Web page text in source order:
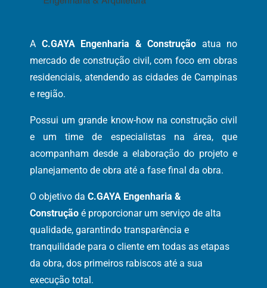
A C.GAYA Engenharia & Construção atua no
mercado de construção civil, com foco em obras
residenciais, atendendo as cidades de Campinas
e região.
Possui um grande know-how na construção civil
e um time de especialistas na área, que
acompanham desde a elaboração do projeto e
planejamento de obra até a fase final da obra.
O objetivo da C.GAYA Engenharia &
Construção é proporcionar um serviço de alta
qualidade, garantindo transparência e
tranquilidade para o cliente em todas as etapas
da obra, dos primeiros rabiscos até a sua
execução total.